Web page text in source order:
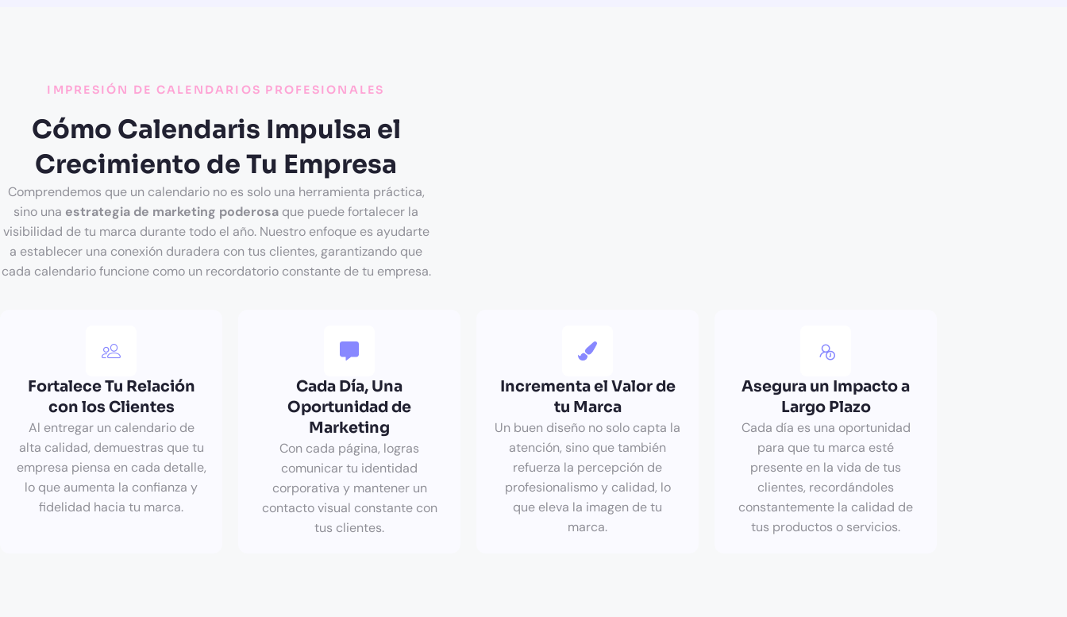
IMPRESIÓN DE CALENDARIOS PROFESIONALES
Cómo Calendaris Impulsa el
Crecimiento de Tu Empresa
Comprendemos que un calendario no es solo una herramienta práctica,
sino una estrategia de marketing poderosa que puede fortalecer la
visibilidad de tu marca durante todo el año. Nuestro enfoque es ayudarte
a establecer una conexión duradera con tus clientes, garantizando que
cada calendario funcione como un recordatorio constante de tu empresa.
Fortalece Tu Relación
con los Clientes
Al entregar un calendario de
alta calidad, demuestras que tu
empresa piensa en cada detalle,
lo que aumenta la confianza y
fidelidad hacia tu marca.
Cada Día, Una
Oportunidad de
Marketing
Con cada página, logras
comunicar tu identidad
corporativa y mantener un
contacto visual constante con
tus clientes.
Incrementa el Valor de
tu Marca
Un buen diseño no solo capta la
atención, sino que también
refuerza la percepción de
profesionalismo y calidad, lo
que eleva la imagen de tu
marca.
Asegura un Impacto a
Largo Plazo
Cada día es una oportunidad
para que tu marca esté
presente en la vida de tus
clientes, recordándoles
constantemente la calidad de
tus productos o servicios.